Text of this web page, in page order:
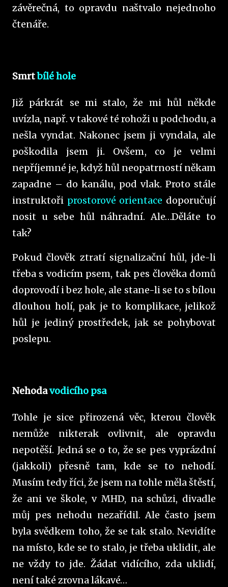
závěrečná, to opravdu naštvalo nejednoho
čtenáře.
Smrtbílé hole
Již párkrát se mi stalo, že mi hůl někde
uvízla, např. v takové té rohoži u podchodu, a
nešla vyndat. Nakonec jsem ji vyndala, ale
poškodila jsem ji. Ovšem, co je velmi
nepříjemné je, když hůl neopatrností někam
zapadne – do kanálu, pod vlak. Proto stále
instruktoři prostorové orientace doporučují
nosit u sebe hůl náhradní. Ale…Děláte to
tak?
Pokud člověk ztratí signalizační hůl, jde-li
třeba s vodicím psem, tak pes člověka domů
doprovodí i bez hole, ale stane-li se to s bílou
dlouhou holí, pak je to komplikace, jelikož
hůl je jediný prostředek, jak se pohybovat
poslepu.
Nehodavodicího psa
Tohle je sice přirozená věc, kterou člověk
nemůže nikterak ovlivnit, ale opravdu
nepotěší. Jedná se o to, že se pes vyprázdní
(jakkoli) přesně tam, kde se to nehodí.
Musím tedy říci, že jsem na tohle měla štěstí,
že ani ve škole, v MHD, na schůzi, divadle
můj pes nehodu nezařídil. Ale často jsem
byla svědkem toho, že se tak stalo. Nevidíte
na místo, kde se to stalo, je třeba uklidit, ale
ne vždy to jde. Žádat vidícího, zda uklidí,
není také zrovna lákavé…